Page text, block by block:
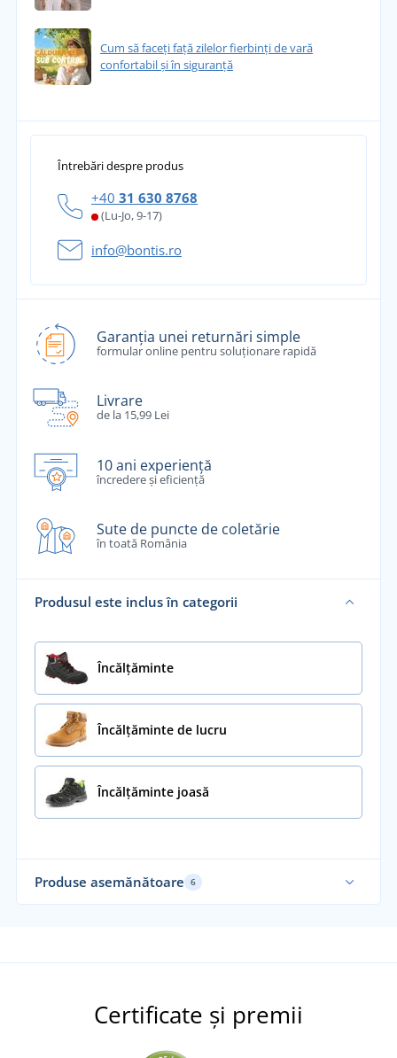
Cum să faceți față zilelor fierbinți de vară
confortabil și în siguranță
Întrebări despre produs
+40 31 630 8768
(Lu-Jo, 9-17)
info@bontis.ro
Garanția unei returnări simple
formular online pentru soluționare rapidă
Livrare
de la 15,99 Lei
10 ani experiență
încredere și eficiență
Sute de puncte de coletărie
în toată România
Produsul este inclus în categorii
Încălţăminte
Încălțăminte de lucru
Încălțăminte joasă
Produse asemănătoare 6
Certificate și premii